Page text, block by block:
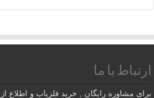
ارتباط با ما
برای مشاوره رایگان , خرید فلزیاب و اطلاع